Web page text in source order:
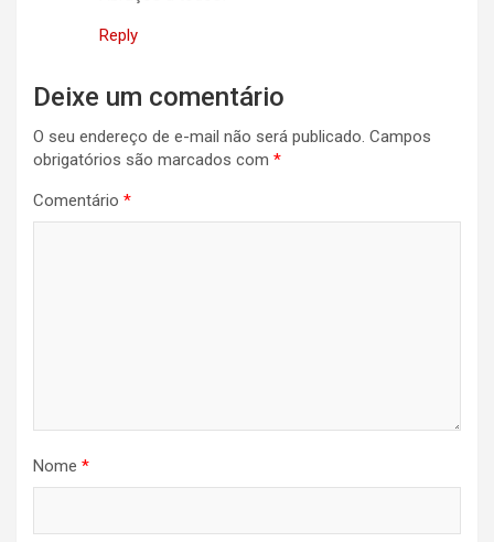
Reply
Deixe um comentário
O seu endereço de e-mail não será publicado. Campos
obrigatórios são marcados com *
Comentário *
Nome *